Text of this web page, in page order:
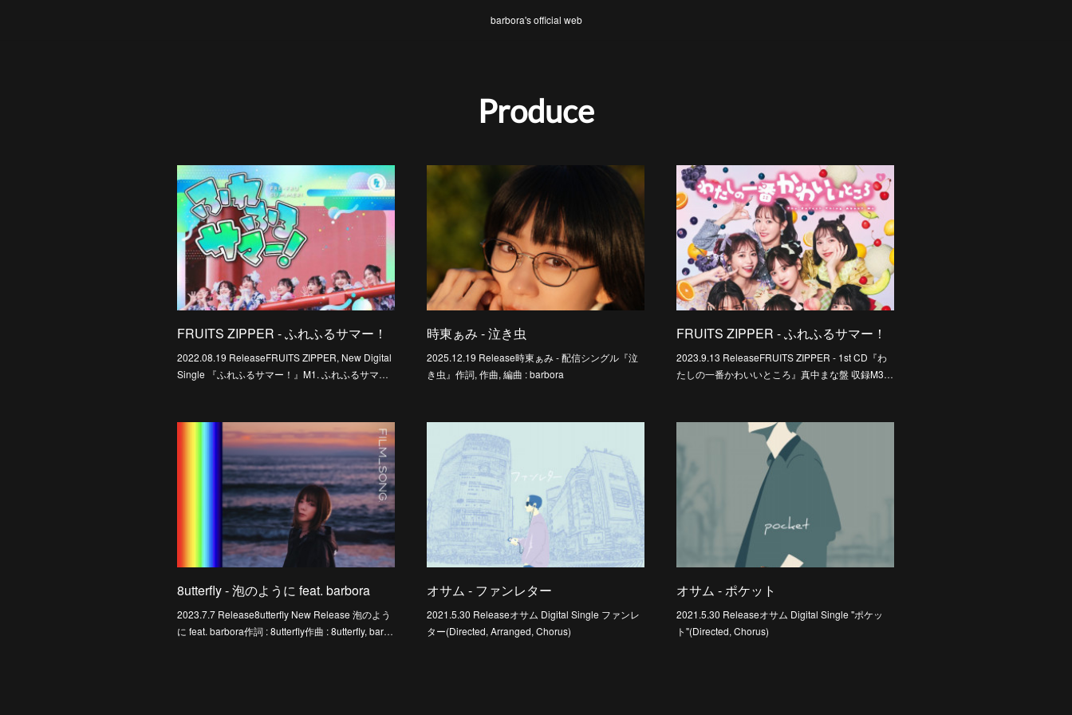
barbora's official web
Produce
FRUITS ZIPPER - ふれふるサマー！
2022.08.19 ReleaseFRUITS ZIPPER, New Digital
Single 『ふれふるサマー！』M1. ふれふるサマ…
時東ぁみ - 泣き虫
2025.12.19 Release時東ぁみ - 配信シングル『泣
き虫』作詞, 作曲, 編曲 : barbora
FRUITS ZIPPER - ふれふるサマー！
2023.9.13 ReleaseFRUITS ZIPPER - 1st CD『わ
たしの一番かわいいところ』真中まな盤 収録M3…
8utterfly - 泡のように feat. barbora
2023.7.7 Release8utterfly New Release 泡のよう
に feat. barbora作詞 : 8utterfly作曲 : 8utterfly, bar…
オサム - ファンレター
2021.5.30 Releaseオサム Digital Single ファンレ
ター(Directed, Arranged, Chorus)
オサム - ポケット
2021.5.30 Releaseオサム Digital Single "ポケッ
ト"(Directed, Chorus)